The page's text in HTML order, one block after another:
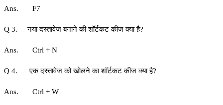
Ans. F7
Q 3. नया दस्‍तावेज बनाने की शॉर्टकट कीज क्या है?
Ans. Ctrl + N
Q 4. एक दस्‍तावेज को खोलने का शॉर्टकट कीज क्या है?
Ans. Ctrl + W